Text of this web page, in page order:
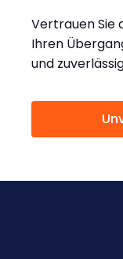
Vertrauen Sie
Ihren
und